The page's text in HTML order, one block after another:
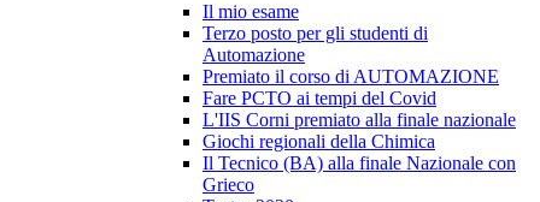
Il mio esame
Terzo posto per gli studenti di
Automazione
Premiato il corso di AUTOMAZIONE
Fare PCTO ai tempi del Covid
L'IIS Corni premiato alla finale nazionale
Giochi regionali della Chimica
Il Tecnico (BA) alla finale Nazionale con
Grieco